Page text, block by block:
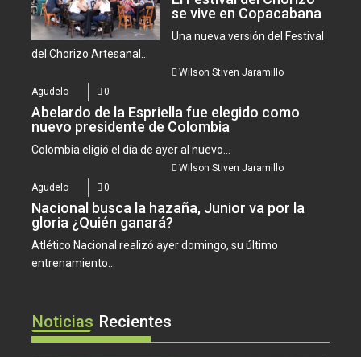
se vive en Copacabana
Una nueva versión del Festival
del Chorizo Artesanal...
Wilson Stiven Jaramillo
Agudelo
0
Abelardo de la Espriella fue elegido como
nuevo presidente de Colombia
Colombia eligió el día de ayer al nuevo...
Wilson Stiven Jaramillo
Agudelo
0
Nacional busca la hazaña, Junior va por la
gloria ¿Quién ganará?
Atlético Nacional realizó ayer domingo, su último
entrenamiento...
Noticias Recientes